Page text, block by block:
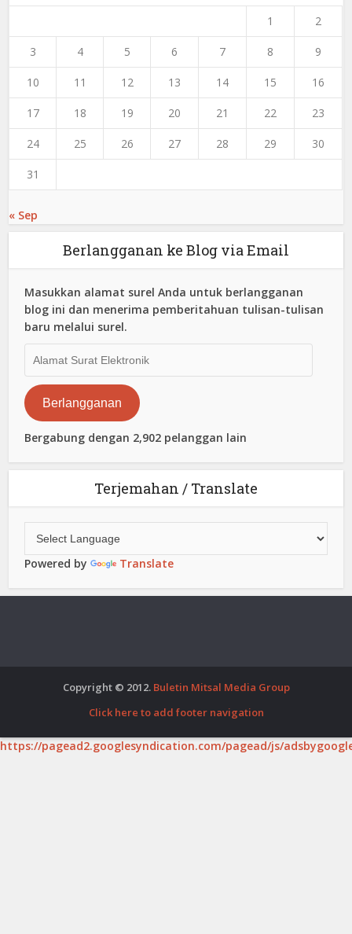
1 2
3 4 5 6 7 8 9
10 11 12 13 14 15 16
17 18 19 20 21 22 23
24 25 26 27 28 29 30
31
« Sep
Berlangganan ke Blog via Email
Masukkan alamat surel Anda untuk berlangganan
blog ini dan menerima pemberitahuan tulisan-tulisan
baru melalui surel.
Surat
Elektronik
Berlangganan
Bergabung dengan 2,902 pelanggan lain
Terjemahan / Translate
Powered by Translate
Copyright © 2012. Buletin Mitsal Media Group
Click here to add footer navigation
https://pagead2.googlesyndication.com/pagead/js/